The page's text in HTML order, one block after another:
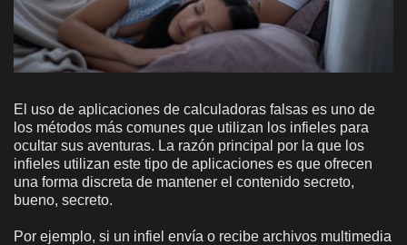
El uso de aplicaciones de calculadoras falsas es uno de
los métodos más comunes que utilizan los infieles para
ocultar sus aventuras. La razón principal por la que los
infieles utilizan este tipo de aplicaciones es que ofrecen
una forma discreta de mantener el contenido secreto,
bueno, secreto.
Por ejemplo, si un infiel envía o recibe archivos multimedia